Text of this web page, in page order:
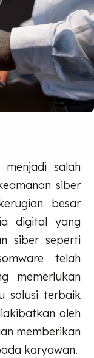
menjadi salah
siber
besar
digital yang
siber seperti
telah
memerlukan
solusi terbaik
oleh
memberikan
karyawan.